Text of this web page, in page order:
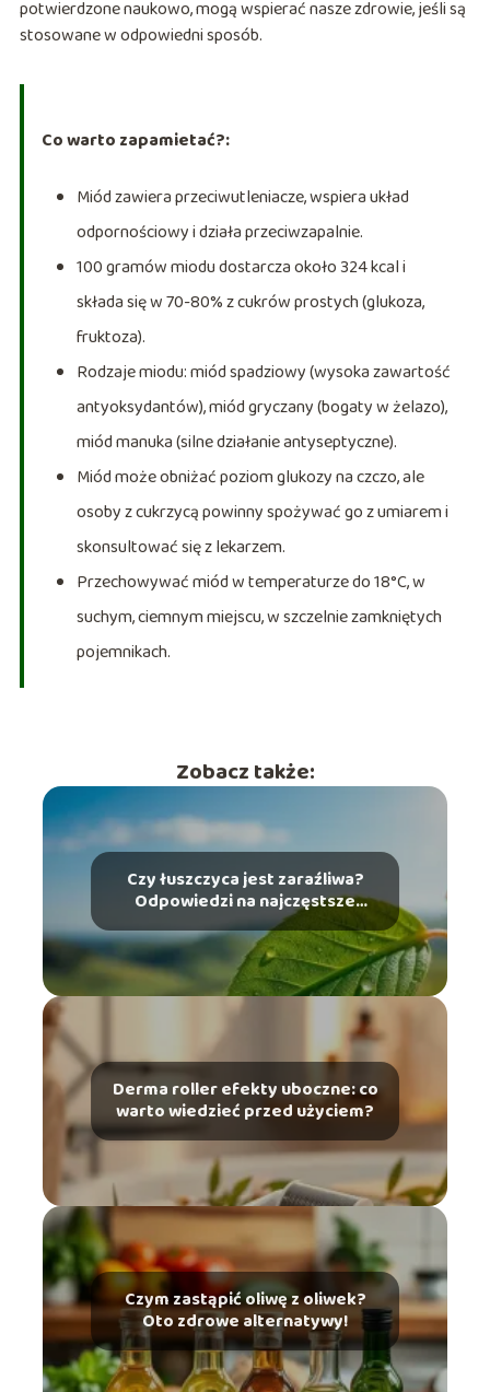
potwierdzone naukowo, mogą wspierać nasze zdrowie, jeśli są
stosowane w odpowiedni sposób.
Co warto zapamietać?:
Miód zawiera przeciwutleniacze, wspiera układ
odpornościowy i działa przeciwzapalnie.
100 gramów miodu dostarcza około 324 kcal i
składa się w 70-80% z cukrów prostych (glukoza,
fruktoza).
Rodzaje miodu: miód spadziowy (wysoka zawartość
antyoksydantów), miód gryczany (bogaty w żelazo),
miód manuka (silne działanie antyseptyczne).
Miód może obniżać poziom glukozy na czczo, ale
osoby z cukrzycą powinny spożywać go z umiarem i
skonsultować się z lekarzem.
Przechowywać miód w temperaturze do 18°C, w
suchym, ciemnym miejscu, w szczelnie zamkniętych
pojemnikach.
Zobacz także:
Czy łuszczyca jest zaraźliwa?
Odpowiedzi na najczęstsze
pytania
Derma roller efekty uboczne: co
warto wiedzieć przed użyciem?
Czym zastąpić oliwę z oliwek?
Oto zdrowe alternatywy!